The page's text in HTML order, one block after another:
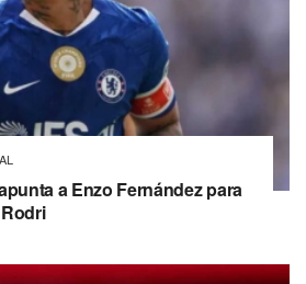
a Enzo Fernández para